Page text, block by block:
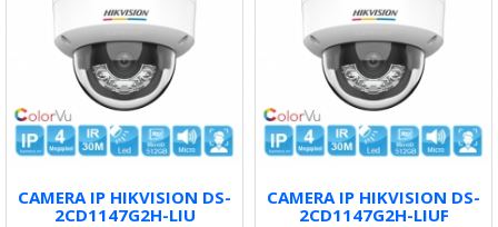
CAMERA IP HIKVISION DS-
2CD1147G2H-LIU
CAMERA IP HIKVISION DS-
2CD1147G2H-LIUF